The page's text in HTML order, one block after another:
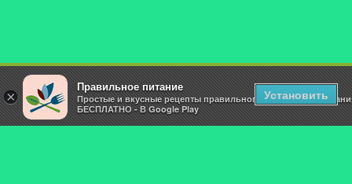
×
Правильное питание
Простые и вкусные рецепты правильного и здорового
БЕСПЛАТНО - В Google Play
Установить